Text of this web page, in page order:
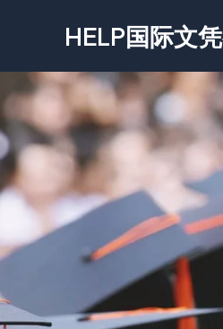
容
HELP国际文